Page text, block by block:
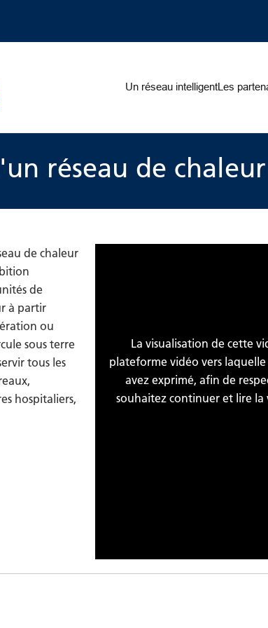
Un réseau intelligentLes
réseau de chaleur
La visualisation de cette
plateforme vidéo vers
avez exprimé, afin de
souhaitez continuer et lire la
de chaleur
de
à partir
ou
sous terre
tous les
hospitaliers,